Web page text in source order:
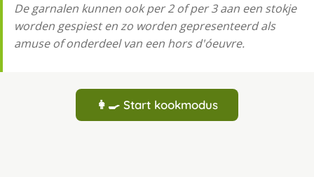
De garnalen kunnen ook per 2 of per 3 aan een stokje
worden gespiest en zo worden gepresenteerd als
amuse of onderdeel van een hors d'óeuvre.
👩‍🍳 Start kookmodus